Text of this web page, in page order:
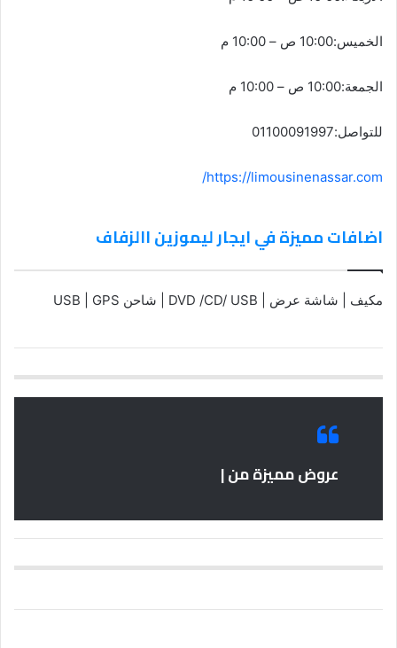
الخميس:10:00 ص – 10:00 م
الجمعة:10:00 ص – 10:00 م
للتواصل:01100091997
https://limousinenassar.com/
اضافات مميزة في ايجار ليموزين االزفاف
مكيف | شاشة عرض | DVD /CD/ USB | شاحن USB | GPS
عروض مميزة من |